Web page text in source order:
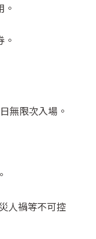
無限次入場。
人禍等不可控